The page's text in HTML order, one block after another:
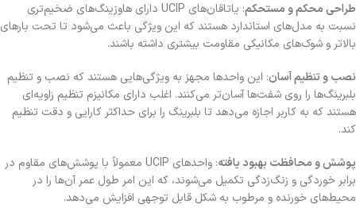
طراحی محکم و مستحکم
: یاتاقان‌های UCIP دارای هاوزینگ‌های ضخیم‌تری
نسبت به مدل‌های استاندارد هستند که این ویژگی باعث می‌شود تا تحت بارهای
بالاتر و شوک‌های مکانیکی مقاومت بیشتری داشته باشند.
نصب و تنظیم آسان: این واحدها مجهز به ویژگی‌هایی هستند که نصب و تنظیم
بلبرینگ‌ها را روی شفت‌ها آسان‌تر می‌کنند. اغلب دارای مکانیزم تنظیم زاویه‌ای
هستند که به کاربر اجازه می‌دهد تا بلبرینگ را برای حداکثر کارایی و دقت تنظیم
کند.
پوشش و محافظت بهبود یافته
: واحدهای UCIP معمولاً با پوشش‌های مقاوم در
برابر خوردگی و زنگ‌زدگی تکمیل می‌شوند، که این امر طول عمر آن‌ها را در
محیط‌های خورنده و مرطوب به شکل قابل توجهی افزایش می‌دهد.